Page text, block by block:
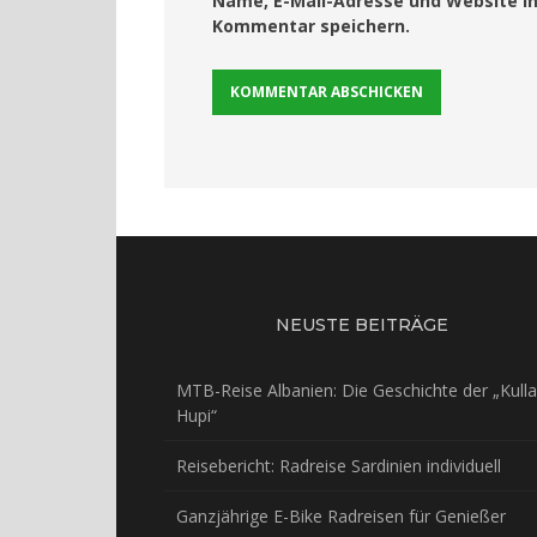
Kommentar speichern.
NEUSTE BEITRÄGE
MTB-Reise Albanien: Die Geschichte der „Kulla
Hupi“
Reisebericht: Radreise Sardinien individuell
Ganzjährige E-Bike Radreisen für Genießer